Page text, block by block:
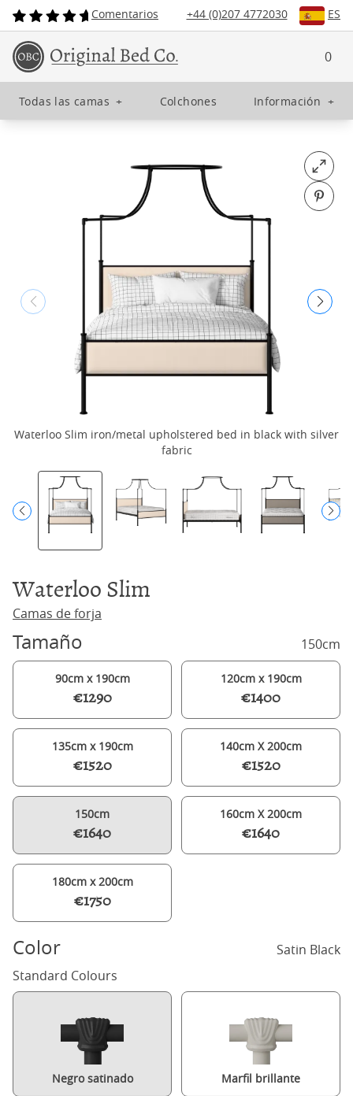
Comentarios +44 (0)207 4772030 ES
0
Todas las camas + Colchones Información +
Open
Pin
Waterloo Slim iron/metal upholstered bed in black with silver
fabric
Waterloo Slim
Camas de forja
Tamaño 150cm
90cm x 190cm
€1290
120cm x 190cm
€1400
135cm x 190cm
€1520
140cm X 200cm
€1520
150cm
€1640
160cm X 200cm
€1640
180cm x 200cm
€1750
Color
Satin Black
Standard Colours
Negro satinado Marfil brillante